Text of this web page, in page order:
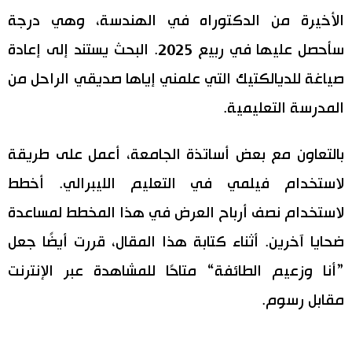
الأخيرة من الدكتوراه في الهندسة، وهي درجة
سأحصل عليها في ربيع 2025. البحث يستند إلى إعادة
صياغة للديالكتيك التي علمني إياها صديقي الراحل من
المدرسة التعليمية.
بالتعاون مع بعض أساتذة الجامعة، أعمل على طريقة
لاستخدام فيلمي في التعليم الليبرالي. أخطط
لاستخدام نصف أرباح العرض في هذا المخطط لمساعدة
ضحايا آخرين. أثناء كتابة هذا المقال، قررت أيضًا جعل
”أنا وزعيم الطائفة“ متاحًا للمشاهدة عبر الإنترنت
مقابل رسوم.